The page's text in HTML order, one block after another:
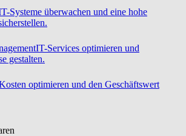
Systeme überwachen und eine hohe
IT-Services optimieren und
gestalten.
optimieren und den Geschäftswert